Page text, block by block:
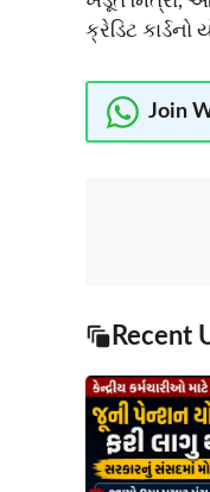
ક્રેડિટ
Join
Recent